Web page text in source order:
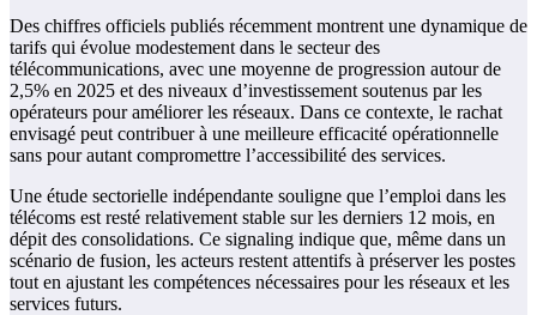
Des chiffres officiels publiés récemment montrent une dynamique de
tarifs qui évolue modestement dans le secteur des
télécommunications, avec une moyenne de progression autour de
2,5% en 2025 et des niveaux d’investissement soutenus par les
opérateurs pour améliorer les réseaux. Dans ce contexte, le rachat
envisagé peut contribuer à une meilleure efficacité opérationnelle
sans pour autant compromettre l’accessibilité des services.
Une étude sectorielle indépendante souligne que l’emploi dans les
télécoms est resté relativement stable sur les derniers 12 mois, en
dépit des consolidations. Ce signaling indique que, même dans un
scénario de fusion, les acteurs restent attentifs à préserver les postes
tout en ajustant les compétences nécessaires pour les réseaux et les
services futurs.